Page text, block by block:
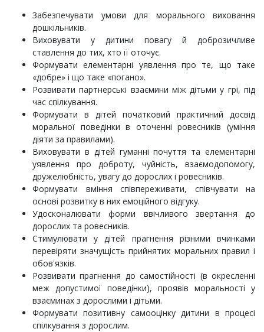
Забезпечувати умови для морального виховання
дошкільників.
Виховувати у дитини повагу й доброзичливе
ставлення до тих, хто її оточує.
Формувати елементарні уявлення про те, що таке
«добре» і що таке «погано».
Розвивати партнерські взаємини між дітьми у грі, під
час спілкування.
Формувати в дітей початковий практичний досвід
моральної поведінки в оточенні ровесників (уміння
діяти за правилами).
Виховувати в дітей гуманні почуття та елементарні
уявлення про доброту, чуйність, взаємодопомогу,
дружелюбність, увагу до дорослих і ровесників.
Формувати вміння співпереживати, співчувати на
основі розвитку в них емоційного відгуку.
Удосконалювати форми ввічливого звертання до
дорослих та ровесників.
Стимулювати у дітей прагнення різними вчинками
перевіряти значущість прийнятих моральних правил і
обов'язків.
Розвивати прагнення до самостійності (в окресленні
меж допустимої поведінки), проявів моральності у
взаєминах з дорослими і дітьми.
Формувати позитивну самооцінку дитини в процесі
спілкування з дорослим.